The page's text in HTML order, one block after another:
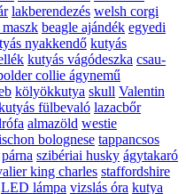
lakberendezés welsh corgi
beagle ajándék egyedi
nyakkendő kutyás
kutyás vágódeszka csau-
collie ágynemű
kölyökkutya skull Valentin
fülbevaló lazacbőr
almazöld westie
bolognese tappancsos
párna szibériai husky ágytakaró
king charles staffordshire
LED lámpa vizslás óra kutya